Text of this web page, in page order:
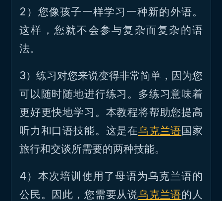
2）您像孩子一样学习一种新的外语。
这样，您就不会参与复杂而复杂的语
法。
3）练习对您来说变得非常简单，因为您
可以随时随地进行练习。多练习意味着
更好更快地学习。本教程将帮助您提高
听力和口语技能。这是在乌克兰语国家
旅行和交谈所需要的两种技能。
4）本次培训使用了母语为乌克兰语的
公民。因此，您需要从说乌克兰语的人